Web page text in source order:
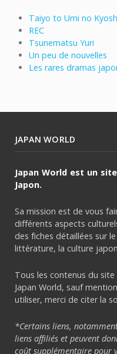
Taiyo to Umi no
REC
Tsunematsu Yuri
Un peu de nouvelles
Les rares dramas
JAPAN WORLD
Japan World est un
Japon.
Sa mission est de vous
différents aspects
des fiches détaillées sur
littérature, la culture
Tous les contenus du
Japan World, sauf
utiliser, merci de citer la
*Certains liens,
liens affiliés et peuvent
coût supplémentaire pour